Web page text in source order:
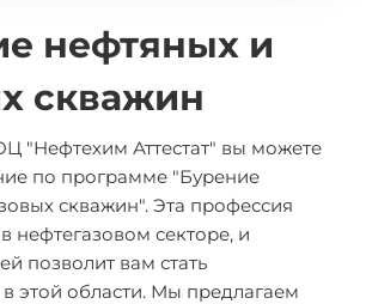
нефтяных и
скважин
"Нефтехим Аттестат" вы можете
по программе "Бурение
скважин". Эта профессия
нефтегазовом секторе, и
позволит вам стать
этой области. Мы предлагаем